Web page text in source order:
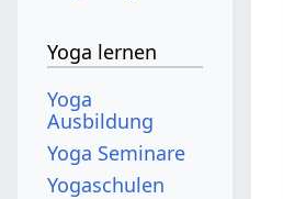
Yoga lernen
Yoga
Ausbildung
Yoga Seminare
Yogaschulen